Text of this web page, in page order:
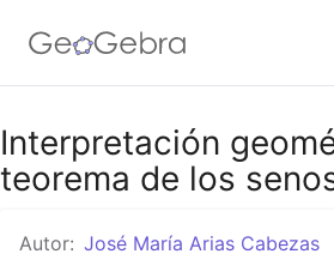
Google Classroom
Interpretación
teorema de los
Autor: José María Arias Cabezas